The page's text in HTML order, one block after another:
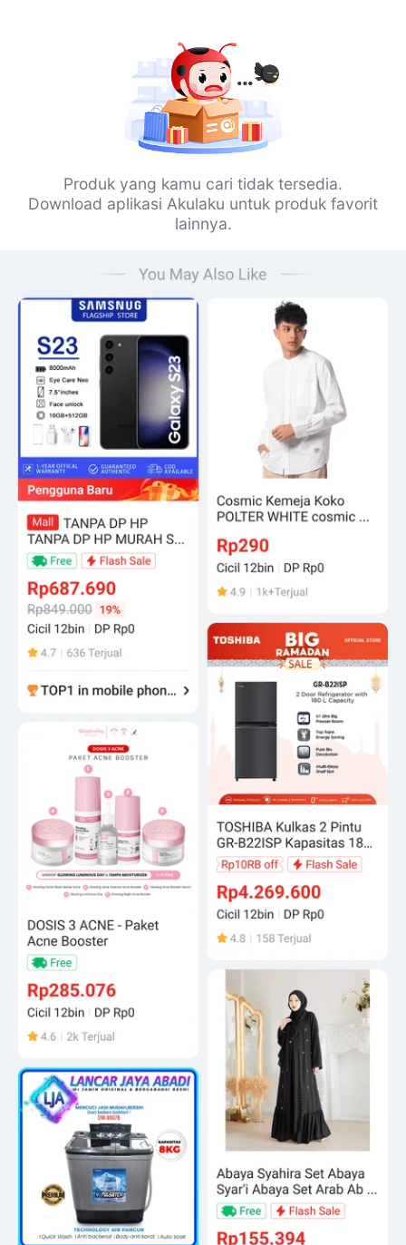
Produk yang kamu cari tidak tersedia.
Download aplikasi Akulaku untuk produk favorit
lainnya.